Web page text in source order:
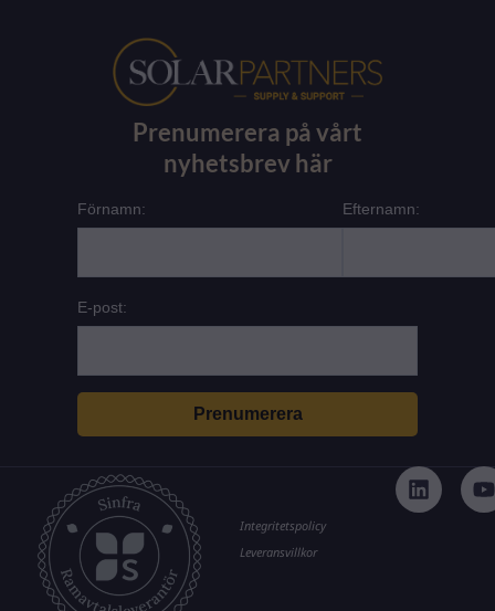
Prenumerera på vårt
nyhetsbrev här
Förnamn: Efternamn:
E-post:
L
i
n
o
u
Integritetspolicy
Leveransvillkor